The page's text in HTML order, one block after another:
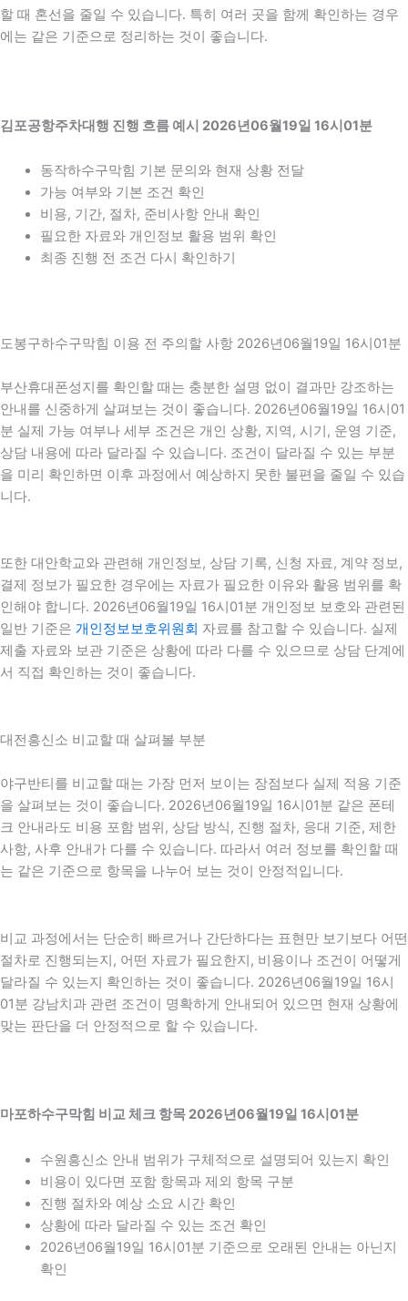
할 때 혼선을 줄일 수 있습니다. 특히 여러 곳을 함께 확인하는 경우
에는 같은 기준으로 정리하는 것이 좋습니다.
김포공항주차대행 진행 흐름 예시 2026년06월19일 16시01분
동작하수구막힘 기본 문의와 현재 상황 전달
가능 여부와 기본 조건 확인
비용, 기간, 절차, 준비사항 안내 확인
필요한 자료와 개인정보 활용 범위 확인
최종 진행 전 조건 다시 확인하기
도봉구하수구막힘 이용 전 주의할 사항 2026년06월19일 16시01분
부산휴대폰성지를 확인할 때는 충분한 설명 없이 결과만 강조하는
안내를 신중하게 살펴보는 것이 좋습니다. 2026년06월19일 16시01
분 실제 가능 여부나 세부 조건은 개인 상황, 지역, 시기, 운영 기준,
상담 내용에 따라 달라질 수 있습니다. 조건이 달라질 수 있는 부분
을 미리 확인하면 이후 과정에서 예상하지 못한 불편을 줄일 수 있습
니다.
또한 대안학교와 관련해 개인정보, 상담 기록, 신청 자료, 계약 정보,
결제 정보가 필요한 경우에는 자료가 필요한 이유와 활용 범위를 확
인해야 합니다. 2026년06월19일 16시01분 개인정보 보호와 관련된
일반 기준은 개인정보보호위원회 자료를 참고할 수 있습니다. 실제
제출 자료와 보관 기준은 상황에 따라 다를 수 있으므로 상담 단계에
서 직접 확인하는 것이 좋습니다.
대전흥신소 비교할 때 살펴볼 부분
야구반티를 비교할 때는 가장 먼저 보이는 장점보다 실제 적용 기준
을 살펴보는 것이 좋습니다. 2026년06월19일 16시01분 같은 폰테
크 안내라도 비용 포함 범위, 상담 방식, 진행 절차, 응대 기준, 제한
사항, 사후 안내가 다를 수 있습니다. 따라서 여러 정보를 확인할 때
는 같은 기준으로 항목을 나누어 보는 것이 안정적입니다.
비교 과정에서는 단순히 빠르거나 간단하다는 표현만 보기보다 어떤
절차로 진행되는지, 어떤 자료가 필요한지, 비용이나 조건이 어떻게
달라질 수 있는지 확인하는 것이 좋습니다. 2026년06월19일 16시
01분 강남치과 관련 조건이 명확하게 안내되어 있으면 현재 상황에
맞는 판단을 더 안정적으로 할 수 있습니다.
마포하수구막힘 비교 체크 항목 2026년06월19일 16시01분
수원흥신소 안내 범위가 구체적으로 설명되어 있는지 확인
비용이 있다면 포함 항목과 제외 항목 구분
진행 절차와 예상 소요 시간 확인
상황에 따라 달라질 수 있는 조건 확인
2026년06월19일 16시01분 기준으로 오래된 안내는 아닌지
확인